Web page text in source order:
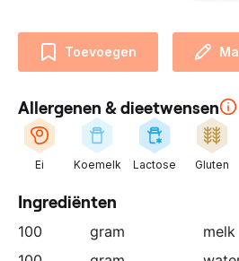
a
e
r
:
Toevoegen
Allergenen & dieetwensen
Ei Koemelk Lactose Gluten
Ingrediënten
100 gram
melk